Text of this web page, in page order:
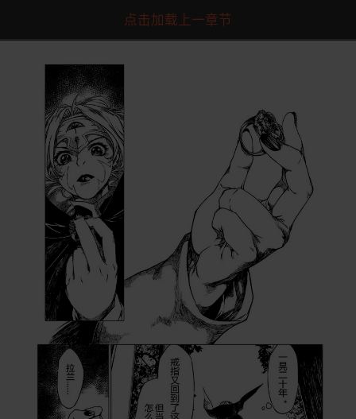
点击加载上一章节